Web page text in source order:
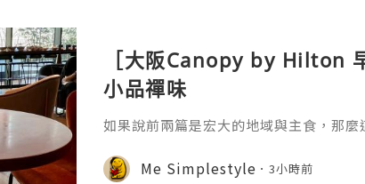
［大阪Canopy by Hilton
小品禪味
如果說前兩篇是宏大的地域與主食，那
司，是極其講究時間與溫度的科學。日
黃凝固溫度不同——在恆溫 60-65℃ 的環
Me Simplestyle 3小時前